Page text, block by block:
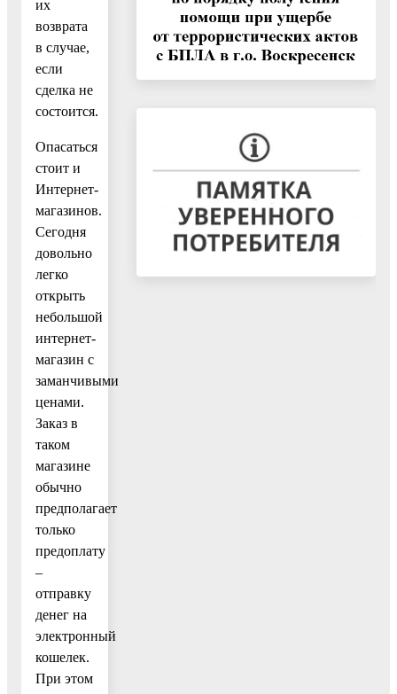
их
возврата
в случае,
если
сделка не
состоится.
Опасаться
стоит и
Интернет-
магазинов.
Сегодня
довольно
легко
открыть
небольшой
интернет-
магазин с
заманчивыми
ценами.
Заказ в
таком
магазине
обычно
предполагает
только
предоплату
–
отправку
денег на
электронный
кошелек.
При этом